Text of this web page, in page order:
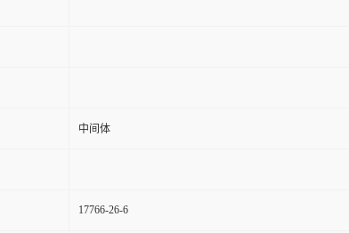
中间体
17766-26-6